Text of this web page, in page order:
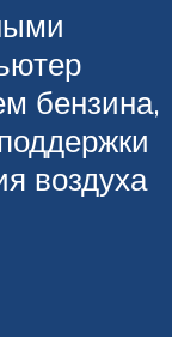
бензина,
воздуха